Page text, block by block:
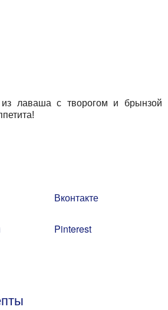
лаваша с творогом и брынзой
Вконтакте
Pinterest